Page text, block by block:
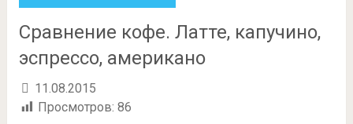
Сравнение кофе. Латте, капучино,
эспрессо, американо
11.08.2015
Просмотров: 86